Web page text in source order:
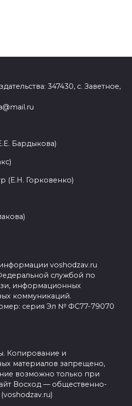
347430, с. Заветное,
Бардыкова)
(Е.Н. Горковенко)
voshodzav.ru
службой по
информационных
коммуникаций.
серия Эл № ФС77-79070
Копирование и
материалов запрещено,
возможно только при
Восход — общественно-